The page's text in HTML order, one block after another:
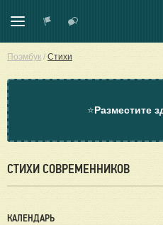
Поэмбук / Стихи
⭐Разместите
СТИХИ СОВРЕМЕННИКОВ
КАЛЕНДАРЬ